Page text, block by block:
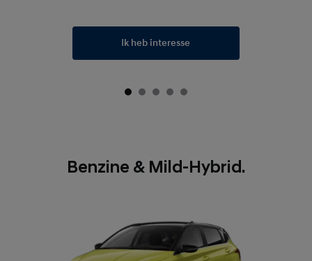
Ik heb interesse
Benzine & Mild-Hybrid.